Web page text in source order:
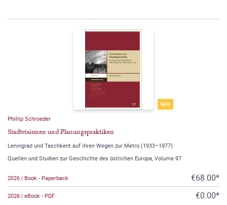
NEW
Phillip Schroeder
Stadtvisionen und Planungspraktiken
Leningrad und Taschkent auf ihren Wegen zur Metro (1933–1977)
Quellen und Studien zur Geschichte des östlichen Europa, Volume 97
2026 | Book - Paperback €68.00*
2026 | eBook - PDF €0.00*